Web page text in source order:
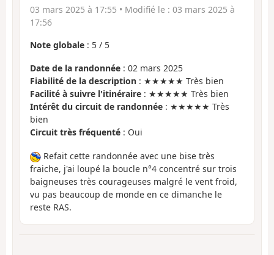
03 mars 2025 à 17:55 • Modifié le : 03 mars 2025 à
17:56
Note globale : 5 / 5
Date de la randonnée : 02 mars 2025
Fiabilité de la description : ★★★★★ Très bien
Facilité à suivre l'itinéraire : ★★★★★ Très bien
Intérêt du circuit de randonnée : ★★★★★ Très
bien
Circuit très fréquenté : Oui
Refait cette randonnée avec une bise très
fraiche, j'ai loupé la boucle n°4 concentré sur trois
baigneuses très courageuses malgré le vent froid,
vu pas beaucoup de monde en ce dimanche le
reste RAS.